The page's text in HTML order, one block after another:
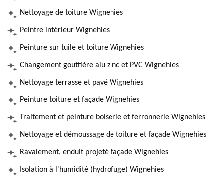
Nettoyage de toiture Wignehies
Peintre intérieur Wignehies
Peinture sur tuile et toiture Wignehies
Changement gouttière alu zinc et PVC Wignehies
Nettoyage terrasse et pavé Wignehies
Peinture toiture et façade Wignehies
Traitement et peinture boiserie et ferronnerie Wignehies
Nettoyage et démoussage de toiture et façade Wignehies
Ravalement, enduit projeté façade Wignehies
Isolation à l'humidité (hydrofuge) Wignehies